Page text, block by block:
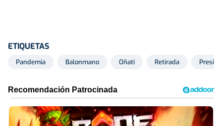
ETIQUETAS
Pandemia Balonmano Oñati Retirada